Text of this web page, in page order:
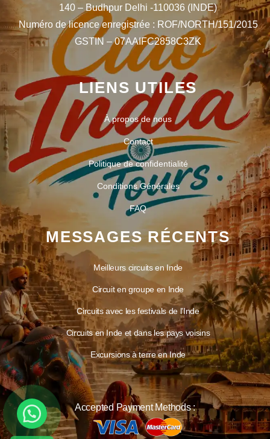
140 – Budhpur Delhi -110036 (INDE)
Numéro de licence enregistrée : ROF/NORTH/151/2015
GSTIN – 07AAIFC2858C3ZK
LIENS UTILES
À propos de nous
Contact
Politique de confidentialité
Conditions Générales
FAQ
MESSAGES RÉCENTS
Meilleurs circuits en Inde
Circuit en groupe en Inde
Circuits avec les festivals de l’Inde
Circuits en Inde et dans les pays voisins
Excursions à terre en Inde
Accepted Payment Methods :